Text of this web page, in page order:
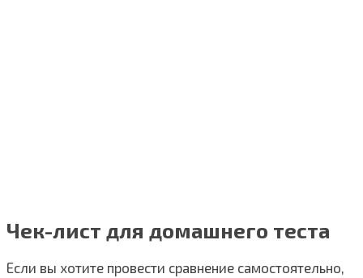
Чек-лист для домашнего теста
Если вы хотите провести сравнение самостоятельно,